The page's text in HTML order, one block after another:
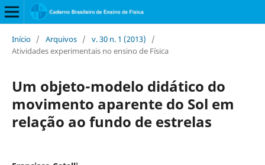
Início / Arquivos / v. 30 n. 1 (2013)
/
Atividades experimentais no ensino de Física
Um objeto-modelo didático do
movimento aparente do Sol em
relação ao fundo de estrelas